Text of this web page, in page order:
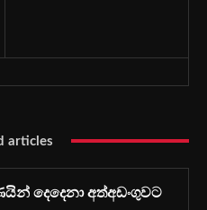
articles
දෙදෙනා අත්අඩංගුවට